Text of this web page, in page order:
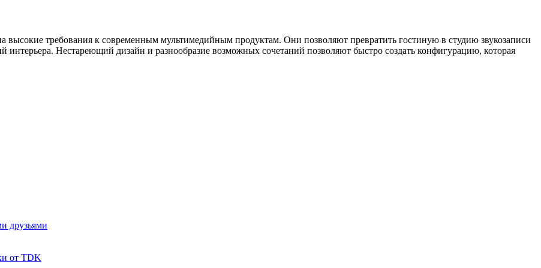
высокие требования к современным мультимедийным продуктам. Они позволяют превратить гостиную в студию звукозаписи
Нестареющий дизайн и разнообразие возможных сочетаний позволяют быстро создать конфигурацию, которая
друзьями
от TDK